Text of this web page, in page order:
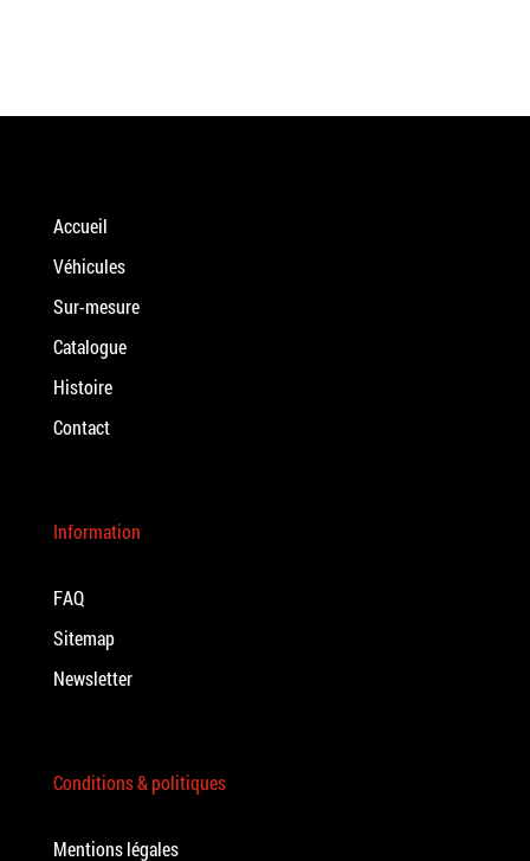
Accueil
Véhicules
Sur-mesure
Catalogue
Histoire
Contact
Information
FAQ
Sitemap
Newsletter
Conditions & politiques
Mentions légales